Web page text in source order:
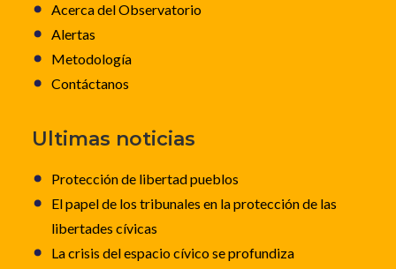
Acerca del Observatorio
Alertas
Metodología
Contáctanos
Ultimas noticias
Protección de libertad pueblos
El papel de los tribunales en la protección de las
libertades cívicas
La crisis del espacio cívico se profundiza